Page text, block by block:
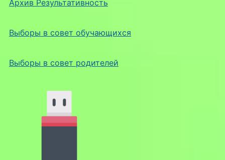
Архив Результативность
Выборы в совет обучающихся
Выборы в совет родителей